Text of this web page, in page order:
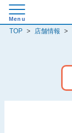
TOP > 店舗情報 >